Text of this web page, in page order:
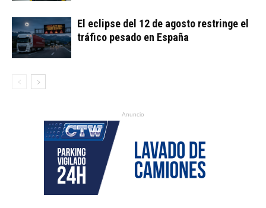
El eclipse del 12 de agosto restringe el
tráfico pesado en España
Anuncio